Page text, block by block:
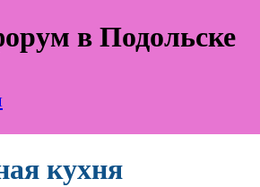
в Подольске
кухня